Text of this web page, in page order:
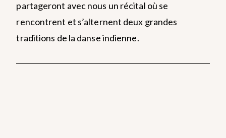
partageront avec nous un récital où se
rencontrent et s’alternent deux grandes
traditions de la danse indienne.